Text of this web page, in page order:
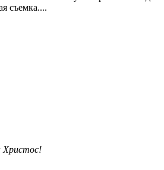
съемка....
Христос!